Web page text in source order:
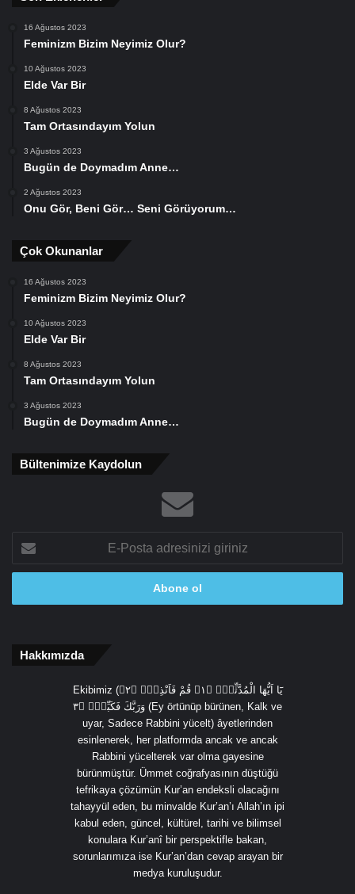
16 Ağustos 2023
Feminizm Bizim Neyimiz Olur?
10 Ağustos 2023
Elde Var Bir
8 Ağustos 2023
Tam Ortasındayım Yolun
3 Ağustos 2023
Bugün de Doymadım Anne…
2 Ağustos 2023
Onu Gör, Beni Gör… Seni Görüyorum…
Çok Okunanlar
16 Ağustos 2023
Feminizm Bizim Neyimiz Olur?
10 Ağustos 2023
Elde Var Bir
8 Ağustos 2023
Tam Ortasındayım Yolun
3 Ağustos 2023
Bugün de Doymadım Anne…
Bültenimize Kaydolun
Posta
adresinizi
Hakkımızda
Ekibimiz (يَٓا اَيُّهَا الْمُدَّثِّرُۙ ﴿١﴾ قُمْ فَاَنْذِرْۙ ﴿٢﴾
وَرَبَّكَ فَكَبِّرْۙ ﴿٣ (Ey örtünüp bürünen, Kalk ve
uyar, Sadece Rabbini yücelt) âyetlerinden
esinlenerek, her platformda ancak ve ancak
Rabbini yücelterek var olma gayesine
bürünmüştür. Ümmet coğrafyasının düştüğü
tefrikaya çözümün Kur’an endeksli olacağını
tahayyül eden, bu minvalde Kur’an’ı Allah’ın ipi
kabul eden, güncel, kültürel, tarihi ve bilimsel
konulara Kur’anî bir perspektifle bakan,
sorunlarımıza ise Kur’an’dan cevap arayan bir
medya kuruluşudur.